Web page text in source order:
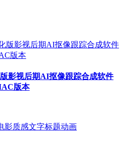
版影视后期AI抠像跟踪合成软件
版本